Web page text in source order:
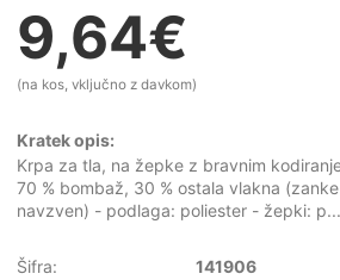
9,64€
(na kos, vključno z davkom)
Kratek opis:
Krpa za tla, na žepke z bravnim
70 % bombaž, 30 % ostala vlakna
navzven) - podlaga: poliester - žepki: p...
Šifra:
141906